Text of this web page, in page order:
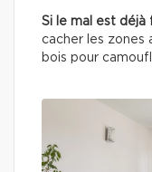
Si le mal est déjà
cacher les zones
bois pour